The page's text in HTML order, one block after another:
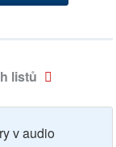
listů
v audio